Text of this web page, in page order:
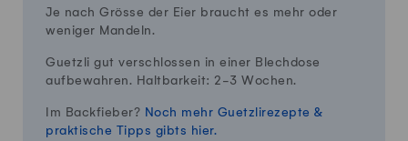
Je nach Grösse der Eier braucht es mehr oder
weniger Mandeln.
Guetzli gut verschlossen in einer Blechdose
aufbewahren. Haltbarkeit: 2-3 Wochen.
Im Backfieber? Noch mehr Guetzlirezepte &
praktische Tipps gibts hier.